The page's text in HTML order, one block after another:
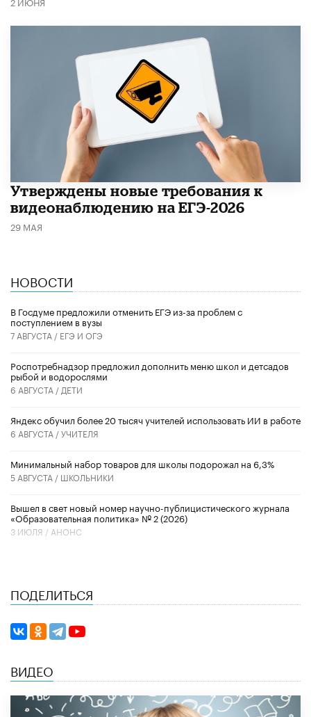
Утверждены новые требования к
видеонаблюдению на ЕГЭ-2026
29 МАЯ
НОВОСТИ
В Госдуме предложили отменить ЕГЭ из-за проблем с
поступлением в вузы
7 АВГУСТА / ЕГЭ И ОГЭ
Роспотребнадзор предложил дополнить меню школ и детсадов
рыбой и водорослями
6 АВГУСТА / ДЕТИ
​Яндекс обучил более 20 тысяч учителей использовать ИИ в работе
6 АВГУСТА /УЧИТЕЛЯ
Минимальный набор товаров для школы подорожал на 6,3%
5 АВГУСТА / ШКОЛЬНИКИ
Вышел в свет новый номер научно-публицистического журнала
«Образовательная политика» № 2 (2026)
3 ИЮЛЯ / АНОНС
ПОДЕЛИТЬСЯ
ВИДЕО